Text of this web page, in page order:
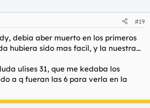
#19
debia aber muerto en los primeros
hubiera sido mas facil, y la nuestra...
ulises 31, que me kedaba los
a q fueran las 6 para verla en la